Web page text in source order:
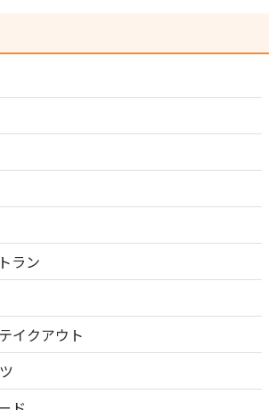
ラン
イクアウト